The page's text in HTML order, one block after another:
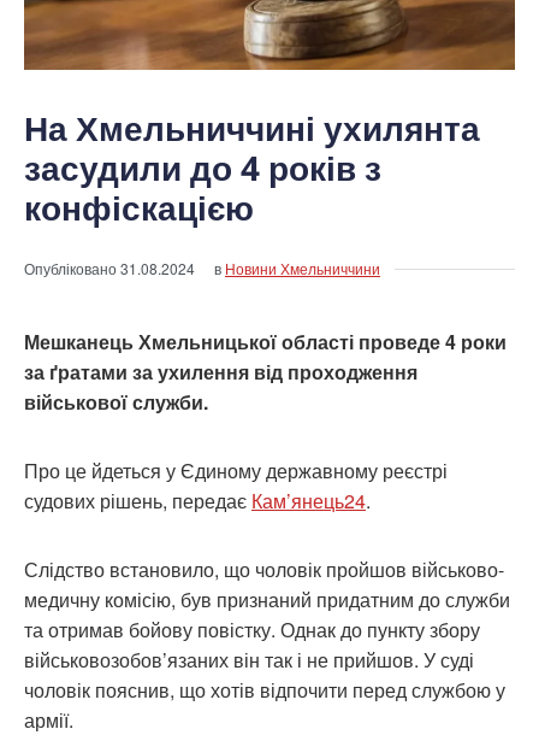
На Хмельниччині ухилянта
засудили до 4 років з
конфіскацією
Опубліковано31.08.2024 в Новини Хмельниччини
Мешканець Хмельницької області проведе 4 роки
за ґратами за ухилення від проходження
військової служби.
Про це йдеться у Єдиному державному реєстрі
судових рішень, передає Кам’янець24.
Слідство встановило, що чоловік пройшов військово-
медичну комісію, був признаний придатним до служби
та отримав бойову повістку. Однак до пункту збору
військовозобов’язаних він так і не прийшов. У суді
чоловік пояснив, що хотів відпочити перед службою у
армії.